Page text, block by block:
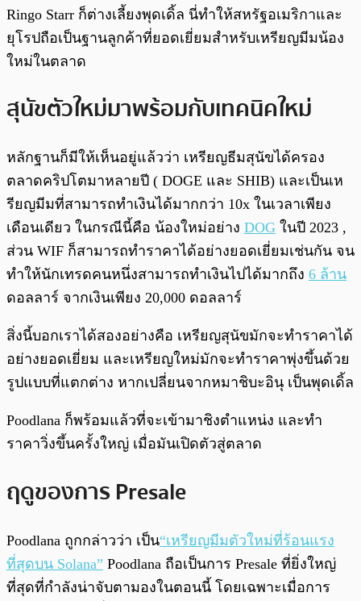
Ringo Starr ก็ต่างเลี้ยงพุดเดิ้ล นี่ทำให้สหรัฐอเมริกาและ
ยุโรปถือเป็นฐานลูกค้าที่ยอดเยี่ยมสำหรับเหรียญมีมน้อง
ใหม่ในตลาด
สุนัขตัวใหม่มาพร้อมกับเทคนิคใหม่
หลักฐานก็มีให้เห็นอยู่แล้วว่า เหรียญธีมสุนัขได้ครอง
ตลาดคริปโตมาหลายปี ( DOGE และ SHIB) และเป็นเห
รียญมีมที่สามารถทำเงินได้มากกว่า 10x ในเวลาเพียง
เดือนเดียว ในกรณีนี้คือ น้องใหม่อย่าง DOG ในปี 2023 ,
ส่วน WIF ก็สามารถทำราคาได้อย่างยอดเยี่ยมเช่นกัน จน
ทำให้นักเทรดคนหนึ่งสามารถทำเงินไปได้มากถึง 6 ล้าน
ดอลลาร์ จากเงินเพียง 20,000 ดอลลาร์
สิ่งนี้บอกเราได้สองอย่างคือ เหรียญสุนัขมักจะทำราคาได้
อย่างยอดเยี่ยม และเหรียญใหม่มักจะทำราคาพุ่งขึ้นด้วย
รูปแบบที่แตกต่าง หากเปลี่ยนจากหมาชิบะอินุ เป็นพุดเดิ้ล
Poodlana ก็พร้อมแล้วที่จะเข้ามาชิงตำแหน่ง และทำ
ราคาวิ่งขึ้นครั้งใหญ่ เมื่อมันเปิดตัวสู่ตลาด
ฤดูของการ Presale
Poodlana ถูกกล่าวว่า เป็น“เหรียญมีมตัวใหม่ที่ร้อนแรง
ที่สุดบน Solana” Poodlana ถือเป็นการ Presale ที่ยิ่งใหญ่
ที่สุดที่กำลังน่าจับตามองในตอนนี้ โดยเฉพาะเมื่อการ